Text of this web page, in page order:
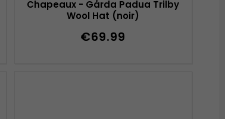
Chapeaux - Gårda Padua Trilby
Wool Hat (noir)
€69.99